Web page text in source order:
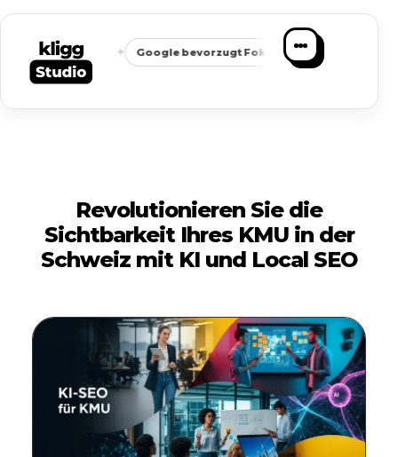
✦ Google bevorzugt Fokus ✦ Passende Anfragen
Revolutionieren Sie die
Sichtbarkeit Ihres KMU in der
Schweiz mit KI und Local SEO